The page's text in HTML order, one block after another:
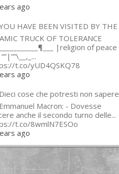
ago
HAVE BEEN VISITED BY THE
TRUCK OF TOLERANCE
|religion of peace
t.co/yUD4QSKQ78
ago
Dieci cose che potresti non sapere
Macron: - Dovesse
anche il secondo turno delle...
t.co/8wmlN7ESOo
ago